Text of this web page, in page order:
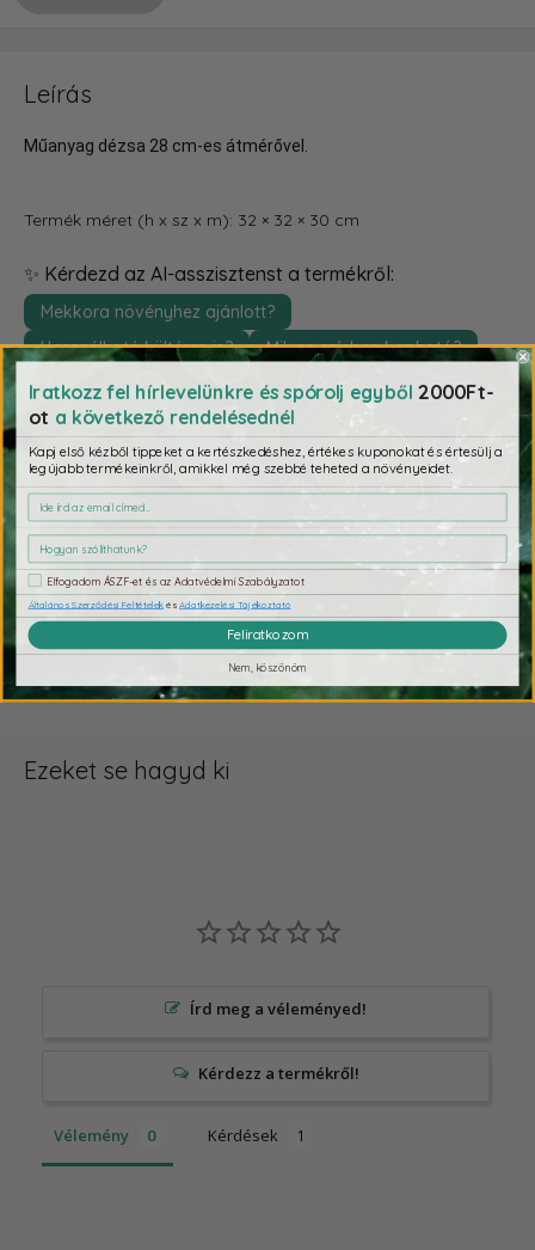
Leírás
Műanyag dézsa 28 cm-es átmérővel.
Termék méret (h x sz x m): 32 × 32 × 30 cm
✨ Kérdezd az AI-asszisztenst a termékről:
Mekkora növényhez ajánlott?
Használható kültéren is?
Milyen színben kapható?
Fizetés & Biztonság
Fizetési adatait biztonságosan dolgozzuk fel. Nem tárolunk
bankkártya adatokat, és nem férünk hozzá a bankkártya
információkhoz.
Ezeket se hagyd ki
Írd meg a véleményed!
Vélemény Kérdések
Iratkozz fel hírlevelünkre és spórolj egyből 2000Ft-
ot a következő rendelésednél
Kapj első kézből tippeket a kertészkedéshez, értékes kuponokat és értesülj a
legújabb termékeinkről, amikkel még szebbé teheted a növényeidet.
Elfogadom ÁSZF-et és az Adatvédelmi Szabályzatot
Általános Szerződési FeltételekésAdatkezelési Tájékoztató
Feliratkozom
Nem, köszönöm